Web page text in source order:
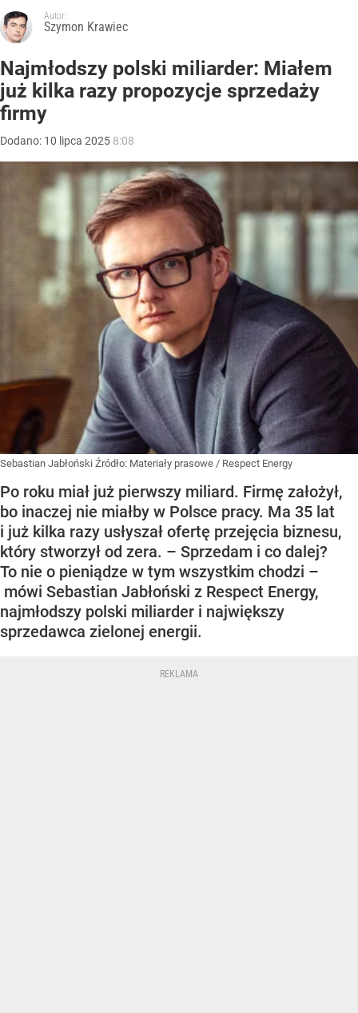
Autor:
Szymon Krawiec
Najmłodszy polski miliarder: Miałem
już kilka razy propozycje sprzedaży
firmy
Dodano: 10 lipca 2025 8:08
Sebastian Jabłoński Źródło: Materiały prasowe / Respect Energy
Po roku miał już pierwszy miliard. Firmę założył,
bo inaczej nie miałby w Polsce pracy. Ma 35 lat
i już kilka razy usłyszał ofertę przejęcia biznesu,
który stworzył od zera. – Sprzedam i co dalej?
To nie o pieniądze w tym wszystkim chodzi –
mówi Sebastian Jabłoński z Respect Energy,
najmłodszy polski miliarder i największy
sprzedawca zielonej energii.